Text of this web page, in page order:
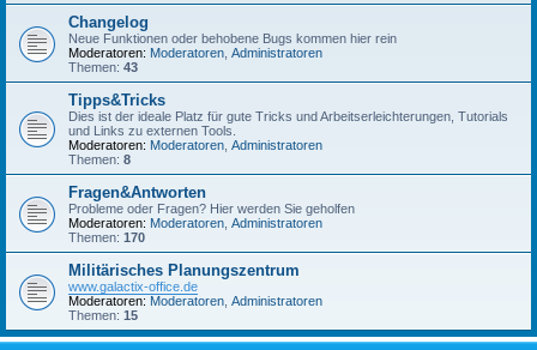
Changelog
Neue Funktionen oder behobene Bugs kommen hier rein
Moderatoren: Moderatoren Administratoren
Themen: 43
Tipps&Tricks
Dies ist der ideale Platz für gute Tricks und Arbeitserleichterungen, Tutorials
und Links zu externen Tools.
Moderatoren: Moderatoren Administratoren
Themen: 8
Fragen&Antworten
Probleme oder Fragen? Hier werden Sie geholfen
Moderatoren: Moderatoren Administratoren
Themen: 170
Militärisches Planungszentrum
www.galactix-office.de
Moderatoren: Moderatoren Administratoren
Themen: 15